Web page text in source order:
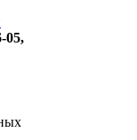
05,